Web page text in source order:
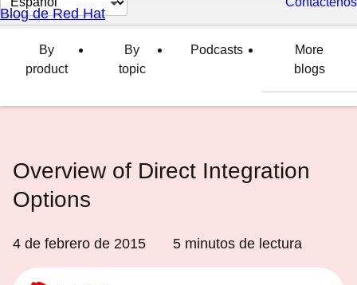
el
idioma
Blog de Red Hat
By
product
By
topic
Podcasts
More
blogs
Overview of Direct Integration
Options
4 de febrero de 2015 5 minutos de lectura